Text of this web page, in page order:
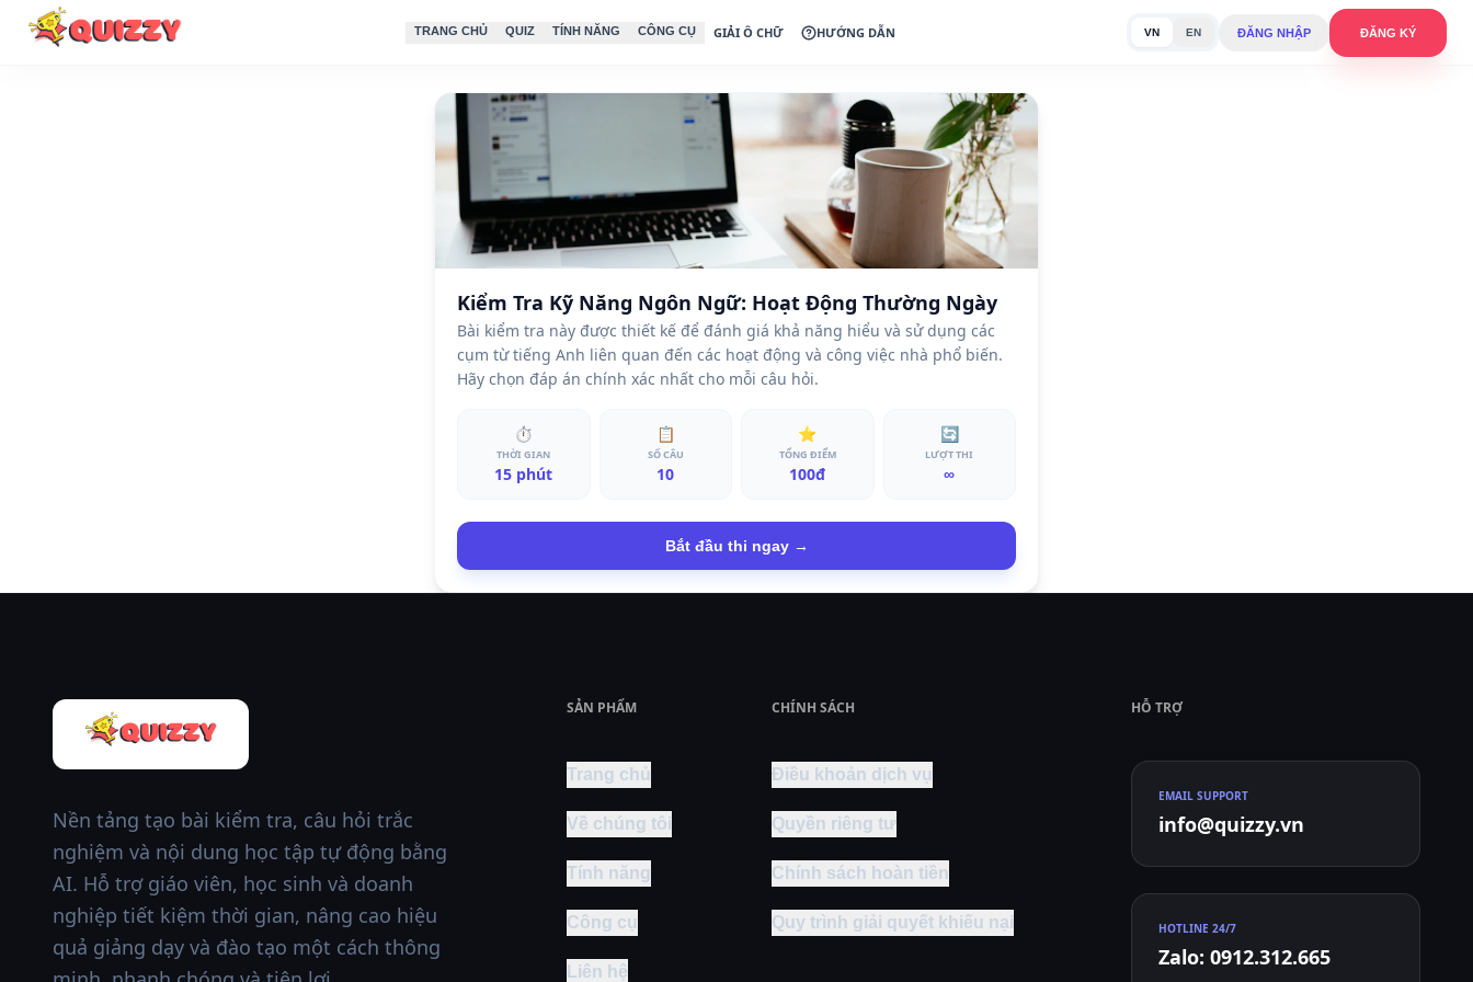
TRANG CHỦ QUIZ TÍNH NĂNG CÔNG CỤ GIẢI Ô CHỮ HƯỚNG DẪN VN EN ĐĂNG NHẬP ĐĂNG KÝ
Kiểm Tra Kỹ Năng Ngôn Ngữ: Hoạt Động Thường Ngày
Bài kiểm tra này được thiết kế để đánh giá khả năng hiểu và sử dụng các
cụm từ tiếng Anh liên quan đến các hoạt động và công việc nhà phổ biến.
Hãy chọn đáp án chính xác nhất cho mỗi câu hỏi.
⏱
THỜI GIAN
15 phút
📋
SỐ CÂU
10
⭐
TỔNG ĐIỂM
100đ
🔄
LƯỢT THI
∞
Bắt đầu thi ngay →
Nền tảng tạo bài kiểm tra, câu hỏi trắc
nghiệm và nội dung học tập tự động bằng
AI. Hỗ trợ giáo viên, học sinh và doanh
nghiệp tiết kiệm thời gian, nâng cao hiệu
quả giảng dạy và đào tạo một cách thông
SẢN PHẨM
Trang chủ
Về chúng tôi
Tính năng
Công cụ
Liên hệ
CHÍNH SÁCH
Điều khoản dịch vụ
Quyền riêng tư
Chính sách hoàn tiền
Quy trình giải quyết khiếu nại
HỖ TRỢ
EMAIL SUPPORT
info@quizzy.vn
HOTLINE 24/7
Zalo: 0912.312.665